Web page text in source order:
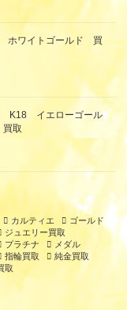
ワイトゴールド 買
K18 イエローゴール
取
カルティエ
ゴールド
ジュエリー買取
プラチナ
メダル
指輪買取
純金買取
取